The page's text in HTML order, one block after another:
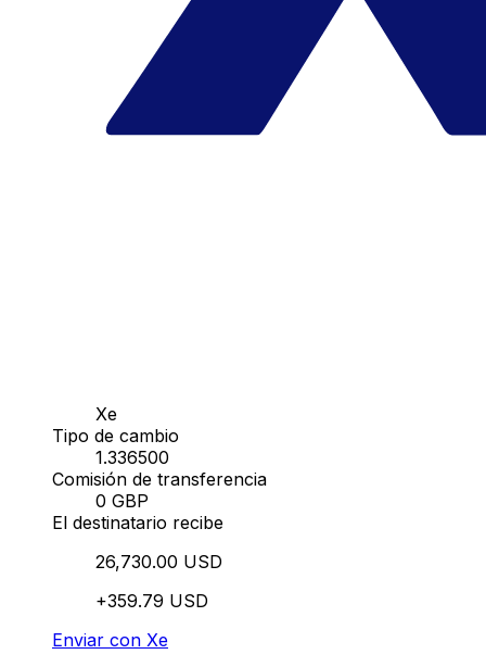
Xe
Tipo de cambio
1.336500
Comisión de transferencia
0 GBP
El destinatario recibe
26,730.00 USD
+359.79 USD
Enviar con Xe